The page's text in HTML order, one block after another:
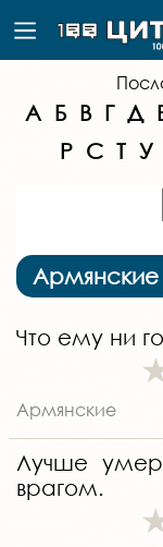
А Б В Г Д
Р С Т У
Армянские
Что ему ни
Армянские
Лучше
врагом.